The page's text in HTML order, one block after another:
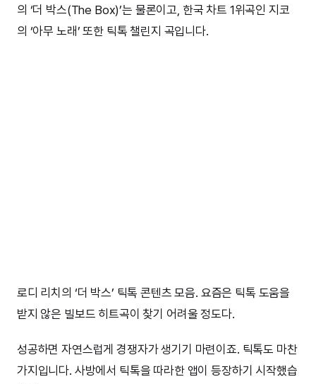
의 ‘더 박스(The Box)’는 물론이고, 한국 차트 1위곡인 지코
의 ‘아무 노래’ 또한 틱톡 챌린지 곡입니다.
로디 리치의 ‘더 박스’ 틱톡 콘텐츠 모음. 요즘은 틱톡 도움을
받지 않은 빌보드 히트곡이 찾기 어려울 정도다.
성공하면 자연스럽게 경쟁자가 생기기 마련이죠. 틱톡도 마찬
가지입니다. 사방에서 틱톡을 따라한 앱이 등장하기 시작했습